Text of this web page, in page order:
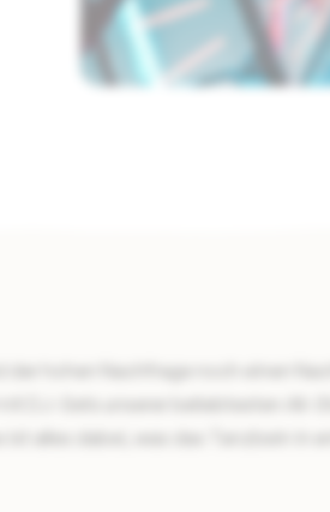
hohen Nachfrage noch einen